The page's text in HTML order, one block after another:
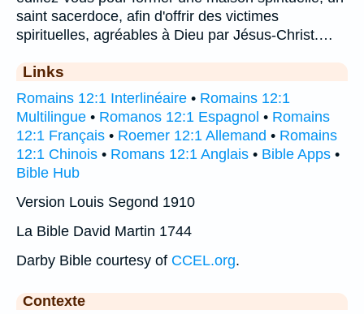
saint sacerdoce, afin d'offrir des victimes
spirituelles, agréables à Dieu par Jésus-Christ.…
Links
Romains 12:1 Interlinéaire • Romains 12:1
Multilingue • Romanos 12:1 Espagnol • Romains
12:1 Français • Roemer 12:1 Allemand • Romains
12:1 Chinois • Romans 12:1 Anglais • Bible Apps •
Bible Hub
Version Louis Segond 1910
La Bible David Martin 1744
Darby Bible courtesy of CCEL.org.
Contexte